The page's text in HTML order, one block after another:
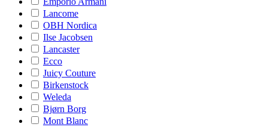
Lancome
OBH Nordica
Ilse Jacobsen
Lancaster
Ecco
Juicy Couture
Birkenstock
Weleda
Bjørn Borg
Mont Blanc